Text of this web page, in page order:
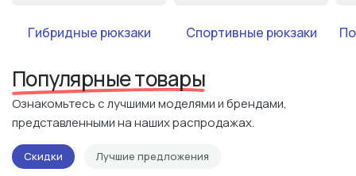
Гибридные рюкзаки Спортивные рюкзаки
Популярные товары
Ознакомьтесь с лучшими моделями и брендами,
представленными на наших распродажах.
Скидки Лучшие предложения